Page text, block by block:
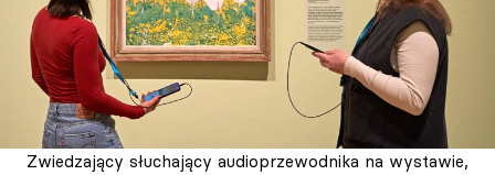
Zwiedzający słuchający audioprzewodnika na wystawie,